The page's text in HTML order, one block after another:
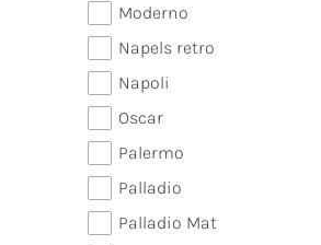
Moderno
Napels retro
Napoli
Oscar
Palermo
Palladio
Palladio Mat